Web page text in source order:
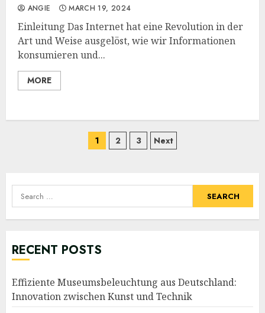
ANGIE MARCH 19, 2024
Einleitung Das Internet hat eine Revolution in der
Art und Weise ausgelöst, wie wir Informationen
konsumieren und...
MORE
Posts
1 2 3 Next
Search
for:
RECENT POSTS
Effiziente Museumsbeleuchtung aus Deutschland:
Innovation zwischen Kunst und Technik